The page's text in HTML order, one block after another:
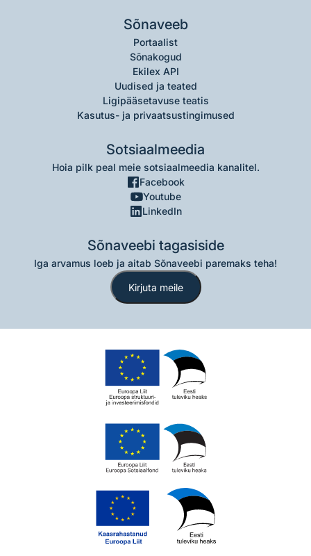
Sõnaveeb
Portaalist
Sõnakogud
Ekilex API
Uudised ja teated
Ligipääsetavuse teatis
Kasutus- ja privaatsustingimused
Sotsiaalmeedia
Hoia pilk peal meie sotsiaalmeedia kanalitel.
Facebook
Youtube
LinkedIn
Sõnaveebi tagasiside
Iga arvamus loeb ja aitab Sõnaveebi paremaks teha!
Kirjuta meile